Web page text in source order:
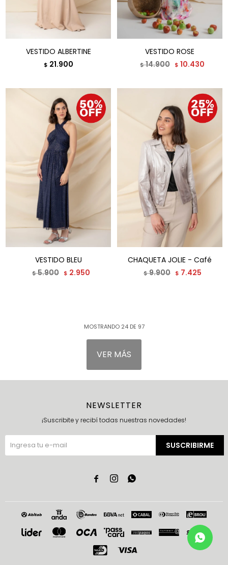
VESTIDO ALBERTINE
$ 21.900
VESTIDO ROSE
$14.900 $ 10.430
VESTIDO BLEU
$5.900 $ 2.950
CHAQUETA JOLIE - Café
$9.900 $ 7.425
MOSTRANDO 24DE 97
VER MÁS
NEWSLETTER
¡Suscribite y recibí todas nuestras novedades!
SUSCRIBIRME
  